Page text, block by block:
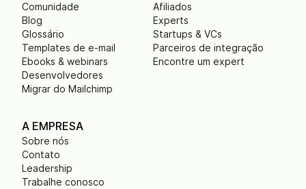
Comunidade
Blog
Glossário
Templates de e-mail
Ebooks & webinars
Desenvolvedores
Migrar do Mailchimp
Afiliados
Experts
Startups & VCs
Parceiros de integração
Encontre um expert
A EMPRESA
Sobre nós
Contato
Leadership
Trabalhe conosco